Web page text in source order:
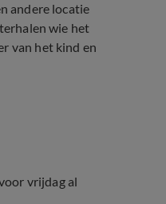
andere locatie
wie het
van het kind en
vrijdag al